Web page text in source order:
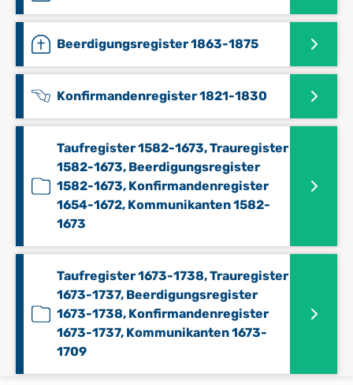
Beerdigungsregister 1863-1875
Konfirmandenregister 1821-1830
Taufregister 1582-1673, Trauregister
1582-1673, Beerdigungsregister
1582-1673, Konfirmandenregister
1654-1672, Kommunikanten 1582-
1673
Taufregister 1673-1738, Trauregister
1673-1737, Beerdigungsregister
1673-1738, Konfirmandenregister
1673-1737, Kommunikanten 1673-
1709